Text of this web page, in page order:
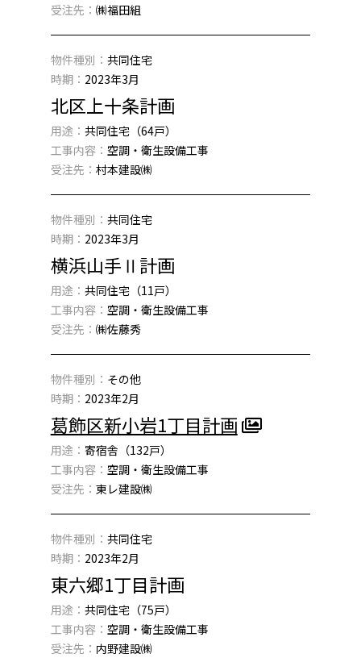
受注先： ㈱福田組
物件種別： 共同住宅
時期： 2023年3月
北区上十条計画
用途： 共同住宅（64戸）
工事内容： 空調・衛生設備工事
受注先： 村本建設㈱
物件種別： 共同住宅
時期： 2023年3月
横浜山手Ⅱ計画
用途： 共同住宅（11戸）
工事内容： 空調・衛生設備工事
受注先： ㈱佐藤秀
物件種別： その他
時期： 2023年2月
葛飾区新小岩1丁目計画
用途： 寄宿舎（132戸）
工事内容： 空調・衛生設備工事
受注先： 東レ建設㈱
物件種別： 共同住宅
時期： 2023年2月
東六郷1丁目計画
用途： 共同住宅（75戸）
工事内容： 空調・衛生設備工事
受注先： 内野建設㈱